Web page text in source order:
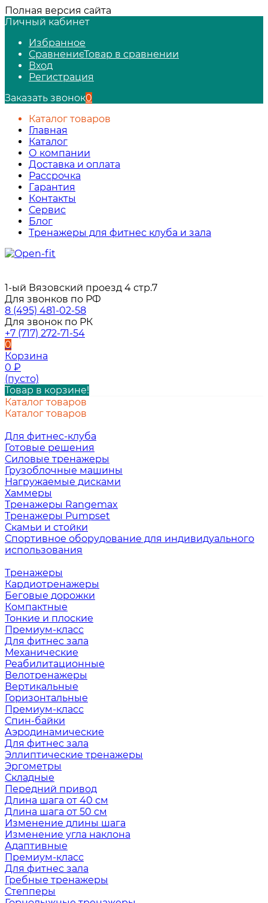
Полная версия сайта
Личный кабинет
Избранное
СравнениеТовар в сравнении
Вход
Регистрация
Заказать звонок0
Каталог товаров
Главная
Каталог
О компании
Доставка и оплата
Рассрочка
Гарантия
Контакты
Сервис
Блог
Тренажеры для фитнес клуба и зала
1-ый Вязовский проезд 4 стр.7
Для звонков по РФ
8 (495) 481-02-58
Для звонок по РК
+7 (717) 272-71-54
0
Корзина
0 ₽
(пусто)
Товар в корзине!
Каталог товаров
Каталог товаров
Для фитнес-клуба
Готовые решения
Силовые тренажеры
Грузоблочные машины
Нагружаемые дисками
Хаммеры
Тренажеры Rangemax
Тренажеры Pumpset
Скамьи и стойки
Спортивное оборудование для индивидуального
использования
Тренажеры
Кардиотренажеры
Беговые дорожки
Компактные
Тонкие и плоские
Премиум-класс
Для фитнес зала
Механические
Реабилитационные
Велотренажеры
Вертикальные
Горизонтальные
Премиум-класс
Спин-байки
Аэродинамические
Для фитнес зала
Эллиптические тренажеры
Эргометры
Складные
Передний привод
Длина шага от 40 см
Длина шага от 50 см
Изменение длины шага
Изменение угла наклона
Адаптивные
Премиум-класс
Для фитнес зала
Гребные тренажеры
Степперы